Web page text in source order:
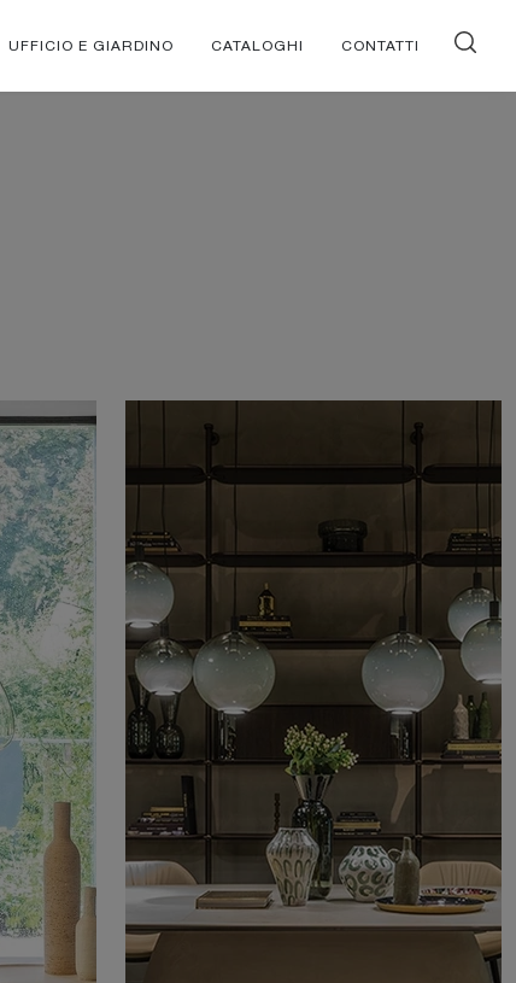
UFFICIO E GIARDINO CATALOGHI CONTATTI